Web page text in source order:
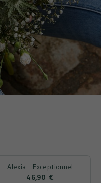
Alexia - Exceptionnel
46,90 €